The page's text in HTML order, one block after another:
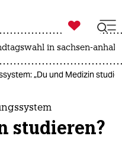

taz zahl ich
in sachsen-anhalt
„Du und Medizin
studieren?